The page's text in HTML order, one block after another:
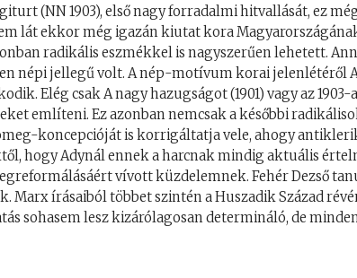
(NN 1903), első nagy forradalmi hitvallását, ez
lát ekkor még igazán kiutat kora
radikális eszmékkel is nagyszerűen lehetett.
népi jellegű volt. A nép-motívum korai jelenlétéről
Elég csak A nagy hazugságot (1901) vagy az
említeni. Ez azonban nemcsak a későbbi
koncepcióját is korrigáltatja vele, ahogy
hogy Adynál ennek a harcnak mindig aktuális
vívott küzdelemnek. Fehér Dezső
Marx írásaiból többet szintén a Huszadik Század
sohasem lesz kizárólagosan determináló, de